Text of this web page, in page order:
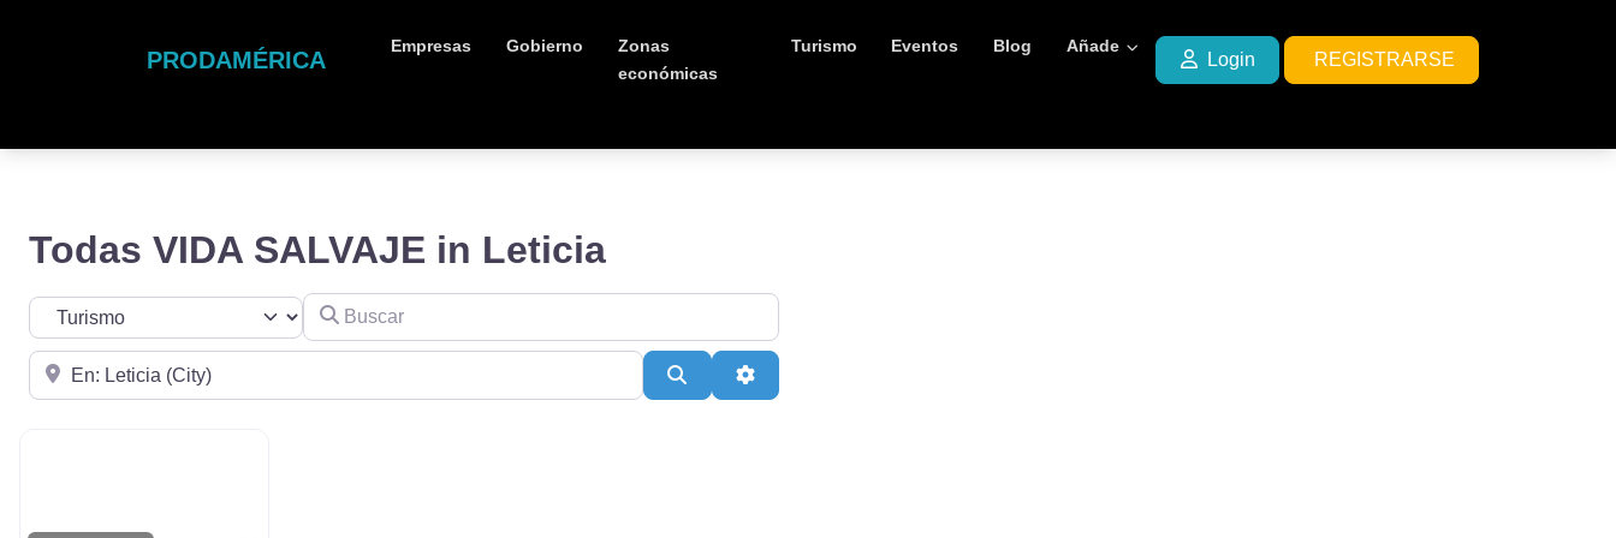
PRODAMÉRICA
Empresas Gobierno
Zonas
económicas
Turismo Eventos Blog Añade
Login REGISTRARSE
Todas VIDA SALVAJE in Leticia
Seleccionar el formulario de búsqueda
Buscar
Cerca de Buscar Advanced Filters